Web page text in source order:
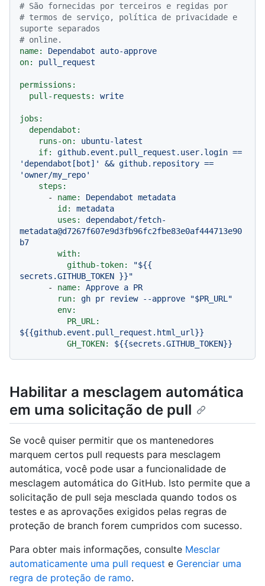
# São fornecidas por terceiros e regidas por
# termos de serviço, política de privacidade e
suporte separados
# online.
name:
Dependabot
auto-approve
on:
pull_request
permissions:
pull-requests:
write
jobs:
dependabot:
runs-on:
ubuntu-latest
if:
github.event.pull_request.user.login ==
'dependabot[bot]'
&& github.repository ==
'owner/my_repo'
steps:
-
name: Dependabot metadata
id:
metadata
uses:
dependabot/fetch-
metadata@d7267f607e9d3fb96fc2fbe83e0af444713e90
b7
with:
github-token:
"${{
secrets.GITHUB_TOKEN }}"
-
name: Approve a PR
run:
gh pr review --approve
"$PR_URL"
env:
PR_URL:
${{github.event.pull_request.html_url}}
GH_TOKEN:
${{secrets.GITHUB_TOKEN}}
Habilitar a mesclagem automática
em uma solicitação de pull
Se você quiser permitir que os mantenedores
marquem certos pull requests para mesclagem
automática, você pode usar a funcionalidade de
mesclagem automática do GitHub. Isto permite que a
solicitação de pull seja mesclada quando todos os
testes e as aprovações exigidos pelas regras de
proteção de branch forem cumpridos com sucesso.
Para obter mais informações, consulte Mesclar
automaticamente uma pull request e Gerenciar uma
regra de proteção de ramo.